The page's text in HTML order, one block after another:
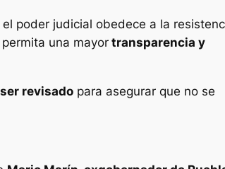
poder judicial obedece a la
una mayor transparencia y
revisado para asegurar que no se